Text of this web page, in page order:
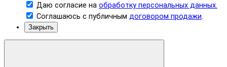
Даю согласие на обработку персональных данных.
Соглашаюсь с публичным договором продажи.
Закрыть